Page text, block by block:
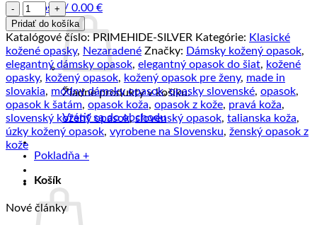
Košík / 0.00 €
Žiadne produkty v košíku.
Vrátiť sa do obchodu
Pokladňa +
Košík
množstvo
Dámsky
kožený
opasok
PRIMEHIDE
SILVER,
šírka
2.5cm,
Ručná
výroba
na
Slovensku
Pridať do košíka
Katalógové číslo: PRIMEHIDE-SILVER Kategórie: Klasické
kožené opasky, Nezaradené Značky: Dámsky kožený opasok,
elegantný dámsky opasok, elegantný opasok do šiat, kožené
opasky, kožený opasok, kožený opasok pre ženy, made in
slovakia, módny dámsky opasok,opasky slovenské, opasok,
opasok k šatám, opasok koža, opasok z kože, pravá koža,
slovenský kožený opasok,slovenský opasok, talianska koža,
úzky kožený opasok, vyrobene na Slovensku, ženský opasok z
kože
Nové články